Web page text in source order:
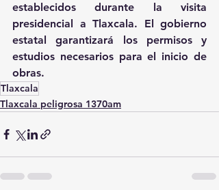
establecidos durante la visita
presidencial a Tlaxcala. El gobierno
estatal garantizará los permisos y
estudios necesarios para el inicio de
obras.
Tlaxcala
Tlaxcala peligrosa 1370am